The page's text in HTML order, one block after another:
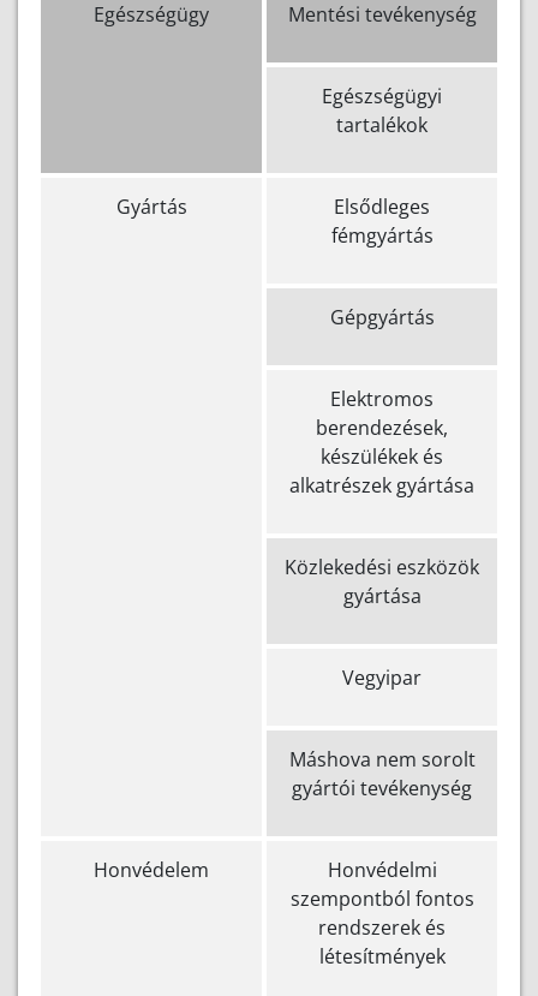
Egészségügy Mentési tevékenység
Egészségügyi
tartalékok
Gyártás
Elsődleges
fémgyártás
Gépgyártás
Elektromos
berendezések,
készülékek és
alkatrészek gyártása
Közlekedési eszközök
gyártása
Vegyipar
Máshova nem sorolt
gyártói tevékenység
Honvédelem
Honvédelmi
szempontból fontos
rendszerek és
létesítmények